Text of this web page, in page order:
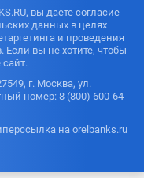
вы даете согласие
данных в целях
и проведения
Если вы не хотите, чтобы
г. Москва, ул.
номер: 8 (800) 600-64-
на orelbanks.ru